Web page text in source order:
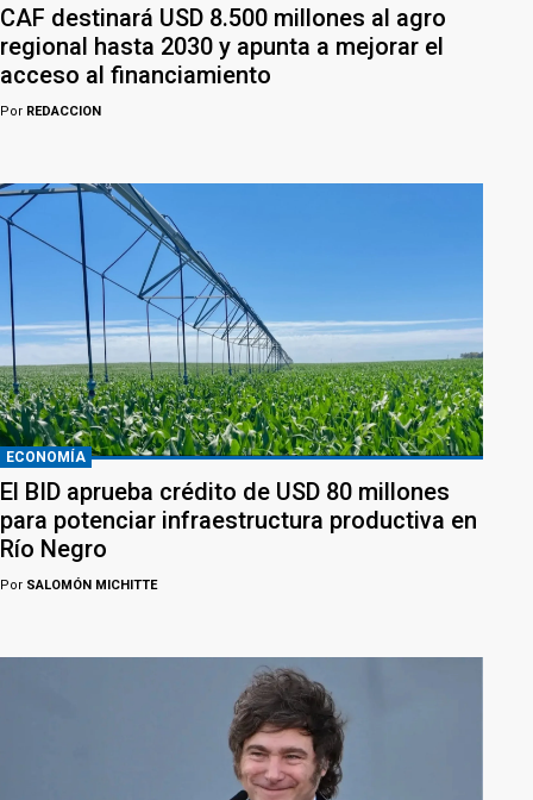
CAF destinará USD 8.500 millones al agro
regional hasta 2030 y apunta a mejorar el
acceso al financiamiento
Por REDACCION
ECONOMÍA
El BID aprueba crédito de USD 80 millones
para potenciar infraestructura productiva en
Río Negro
Por SALOMÓN MICHITTE